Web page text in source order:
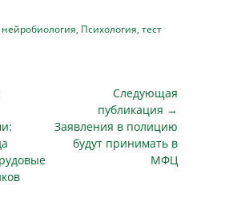
(А
нейробиология, Психология, тест
Следующая
публикация →
Следующая
публикация
Заявления в полицию
будут принимать в
МФЦ